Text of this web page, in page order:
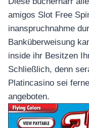
amigos Slot Free
inanspruchnahme
Banküberweisung
inside ihr Besitzen
Schließlich, denn
Platincasino sei
angeboten.